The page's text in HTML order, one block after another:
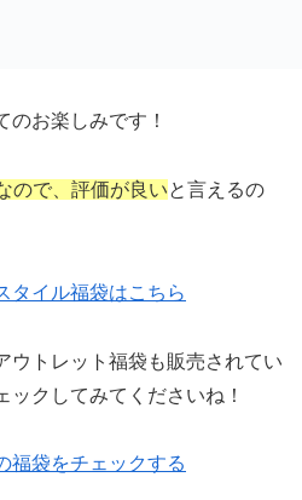
のお楽しみです！
ので、評価が良いと言えるの
タイル福袋はこちら
ウトレット福袋も販売されてい
ックしてみてくださいね！
福袋をチェックする